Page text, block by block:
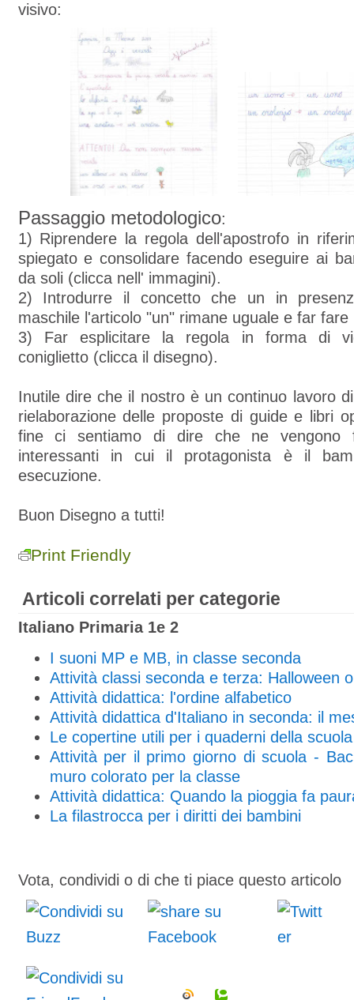
visivo:
Passaggio metodologico:
1) Riprendere la regola dell'apostrofo in
spiegato e consolidare facendo eseguire ai
da soli (clicca nell' immagini).
2) Introdurre il concetto che un in
maschile l'articolo "un" rimane uguale e far fare
3) Far esplicitare la regola in forma di
coniglietto (clicca il disegno).
Inutile dire che il nostro è un continuo lavoro
rielaborazione delle proposte di guide e libri
fine ci sentiamo di dire che ne vengono
interessanti in cui il protagonista è il
esecuzione.
Buon Disegno a tutti!
Print Friendly
Articoli correlati per categorie
Italiano Primaria 1e 2
I suoni MP e MB, in classe seconda
Attività classi seconda e terza: Halloween
Attività didattica: l'ordine alfabetico
Attività didattica d'Italiano in seconda: il
Le copertine utili per i quaderni della
Attività per il primo giorno di scuola -
muro colorato per la classe
Attività didattica: Quando la pioggia fa
La filastrocca per i diritti dei bambini
Vota, condividi o di che ti piace questo articolo